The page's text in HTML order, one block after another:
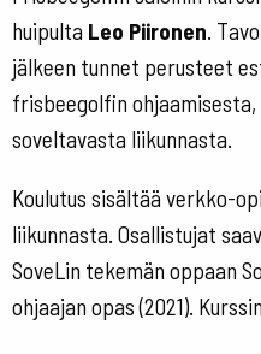
huipulta Leo Piironen .
jälkeen tunnet perusteet
frisbeegolfin
soveltavasta liikunnasta.
Koulutus sisältää verkko-
liikunnasta. Osallistujat
SoveLin tekemän oppaan
ohjaajan opas (2021).